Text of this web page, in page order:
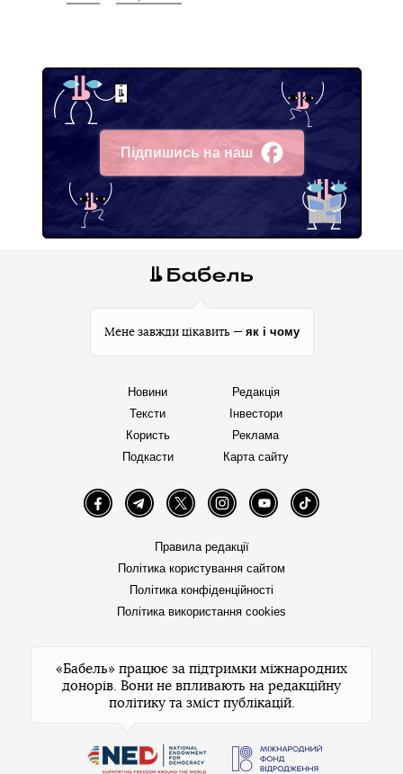
Підпишись на наш
Facebook
Мене завжди цікавить — як і чому
Новини
Тексти
Користь
Подкасти
Редакція
Інвестори
Реклама
Карта сайту
FacebookTelegramTwitter InstagramYouTube TikTok
Правила редакції
Політика користування сайтом
Політика конфіденційності
Політика використання cookies
«Бабель» працює за підтримки міжнародних
донорів. Вони не впливають на редакційну
політику та зміст публікацій.